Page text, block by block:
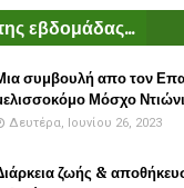
εβδομάδας...
συμβουλή απο τον
Μόσχο
Δευτέρα, Ιουνίου 26, 2023
ζωής &